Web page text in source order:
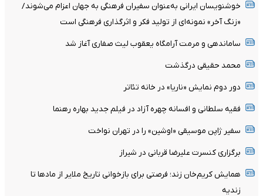
خوشنویسان ایرانی به‌عنوان سفیران فرهنگی به جهان اعزام می‌شوند/
«زنگ آخر» نمونه‌ای از تولید فکر و اثرگذاری فرهنگی است
ساماندهی و مرمت آرامگاه یعقوب لیث صفاری آغاز شد
محمد حقیقی درگذشت
دور دوم نمایش «ناریا» در خانه تئاتر
فقیه سلطانی و افسانه چهره آزاد در فیلم جدید بهاره رهنما
سفیر ژاپن موسیقی «اوشین» را در تهران نواخت
برگزاری کنسرت علیرضا قربانی در شیراز
همایش کریم‌خان زند؛ فرصتی برای بازخوانی تاریخ ملایر از مادها تا
زندیه